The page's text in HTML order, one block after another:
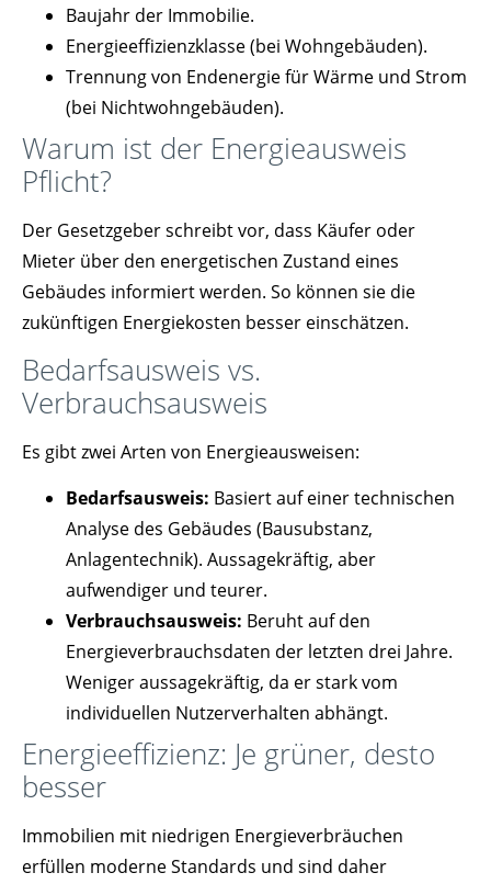
Baujahr der Immobilie.
Energieeffizienzklasse (bei Wohngebäuden).
Trennung von Endenergie für Wärme und Strom
(bei Nichtwohngebäuden).
Warum ist der Energieausweis
Pflicht?
Der Gesetzgeber schreibt vor, dass Käufer oder
Mieter über den energetischen Zustand eines
Gebäudes informiert werden. So können sie die
zukünftigen Energiekosten besser einschätzen.
Bedarfsausweis vs.
Verbrauchsausweis
Es gibt zwei Arten von Energieausweisen:
Bedarfsausweis: Basiert auf einer technischen
Analyse des Gebäudes (Bausubstanz,
Anlagentechnik). Aussagekräftig, aber
aufwendiger und teurer.
Verbrauchsausweis: Beruht auf den
Energieverbrauchsdaten der letzten drei Jahre.
Weniger aussagekräftig, da er stark vom
individuellen Nutzerverhalten abhängt.
Energieeffizienz: Je grüner, desto
besser
Immobilien mit niedrigen Energieverbräuchen
erfüllen moderne Standards und sind daher